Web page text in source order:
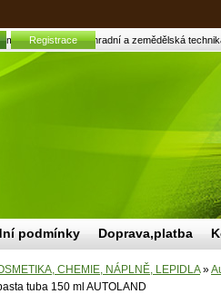
ml AUTOLAND | Zahradní a zemědělská
Registrace
CHEMIE, NÁPLNĚ, LEPIDLA »
tuba 150 ml AUTOLAND
podmínky Doprava,platba